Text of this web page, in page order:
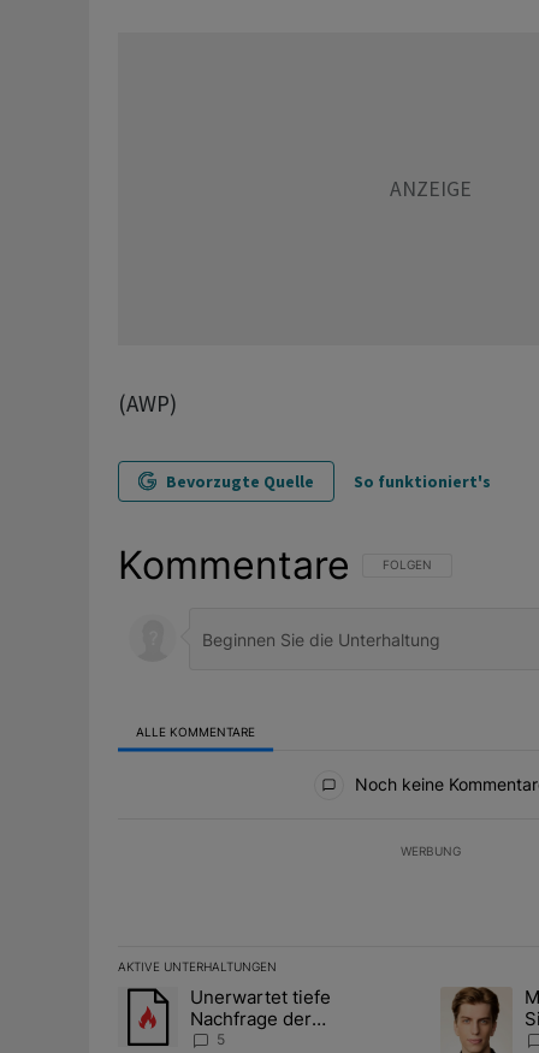
(AWP)
Bevorzugte Quelle So funktioniert's
Kommentare FOLGE DIESER
FOLGEN
ALLE KOMMENTARE
Noch keine
WERBUNG
AKTIVE UNTERHALTUNGEN
Das Folgende ist eine Liste der am meisten
Ein Trendartikel mit dem Titel "Unerwartet tiefe
Unerwartet tiefe
Nachfrage der
Zentralbanken könnte
5
Ein